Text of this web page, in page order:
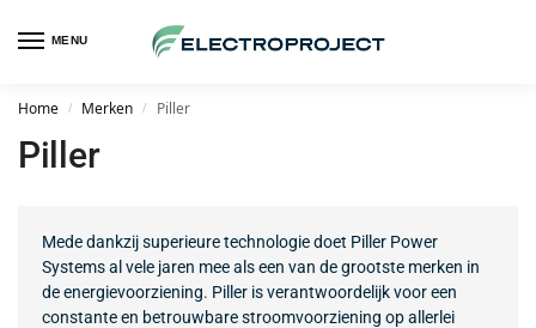
MENU
Home / Merken / Piller
Piller
Mede dankzij superieure technologie doet Piller Power
Systems al vele jaren mee als een van de grootste merken in
de energievoorziening. Piller is verantwoordelijk voor een
constante en betrouwbare stroomvoorziening op allerlei